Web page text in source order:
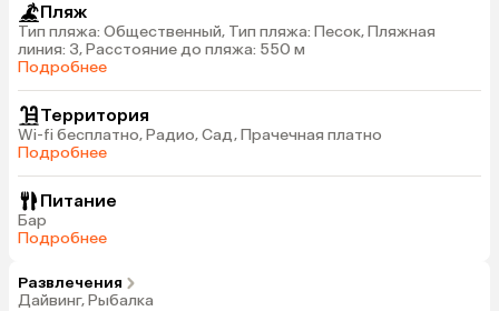
Пляж
Тип пляжа: Общественный, Тип пляжа: Песок, Пляжная
линия: 3, Расстояние до пляжа: 550 м
Подробнее
Территория
Wi-fi бесплатно, Радио, Сад, Прачечная платно
Подробнее
Питание
Бар
Подробнее
Развлечения
Дайвинг, Рыбалка